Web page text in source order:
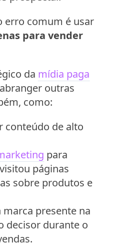
erro comum é usar
para vender
da mídia paga
outras
como:
conteúdo de alto
para
páginas
sobre produtos e
marca presente na
decisor durante o